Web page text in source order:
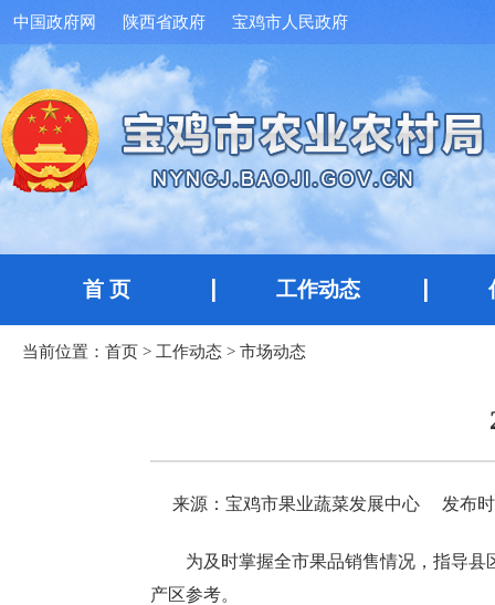
中国政府网 陕西省政府 宝鸡市人民政府
首 页 工作动态
当前位置： 首页 > 工作动态 > 市场动态
来源：宝鸡市果业蔬菜发展中心 发布
为及时掌握全市果品销售情况，指导
产区参考。